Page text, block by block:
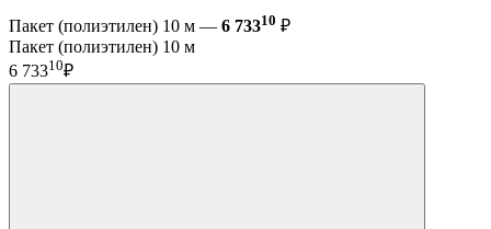
Пакет (полиэтилен) 10 м — 6 73310 ₽
Пакет (полиэтилен) 10 м
6 73310₽